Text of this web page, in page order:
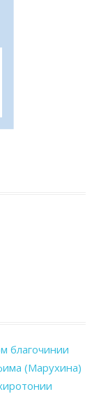
благочинии
(Марухина)